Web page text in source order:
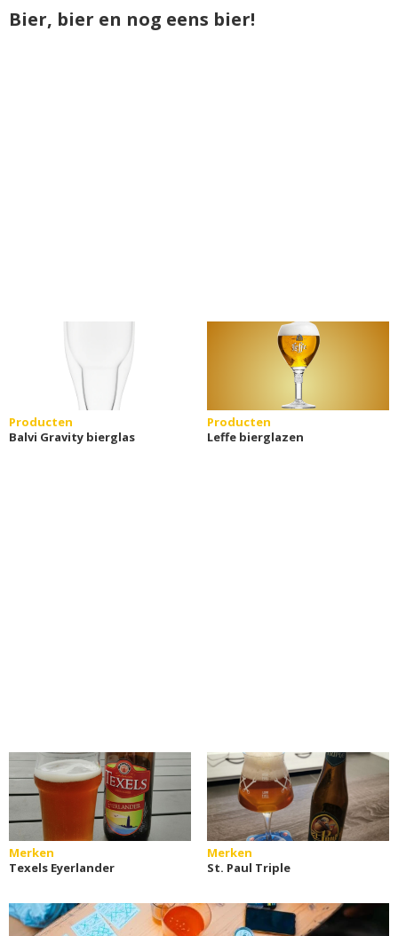
Bier, bier en nog eens bier!
Producten
Balvi Gravity bierglas
Producten
Leffe bierglazen
Merken
Texels Eyerlander
Merken
St. Paul Triple